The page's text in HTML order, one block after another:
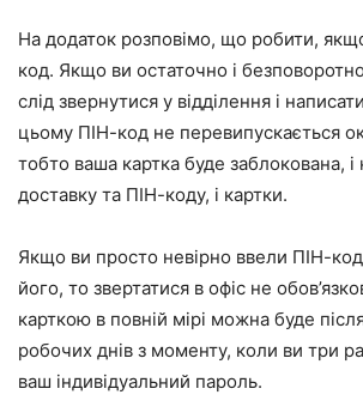
На додаток розповімо, що робити,
код. Якщо ви остаточно і
слід звернутися у відділення і
цьому ПІН-код не перевипускається
тобто ваша картка буде заблокована, і
доставку та ПІН-коду, і картки.
Якщо ви просто невірно ввели ПІН-
його, то звертатися в офіс не
карткою в повній мірі можна буде
робочих днів з моменту, коли ви три
ваш індивідуальний пароль.